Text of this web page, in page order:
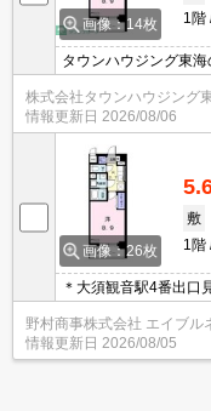
画像：14枚
1階
タウンハウジング東
などお気軽にお問い
株式会社タウンハウジング
情報更新日 2026/08/06
画像：26枚
敷
1階
＊大須観音駅4番出口
野村商事株式会社 エイブル
情報更新日 2026/08/05